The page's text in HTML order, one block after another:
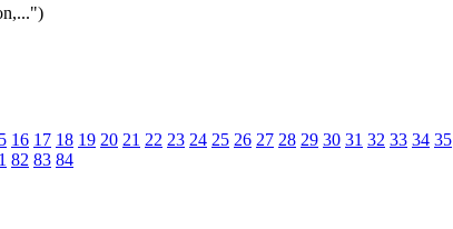
16 17 18 19 20 21 22 23 24 25 26 27 28 29 30 31 32 33 34 35
82 83 84